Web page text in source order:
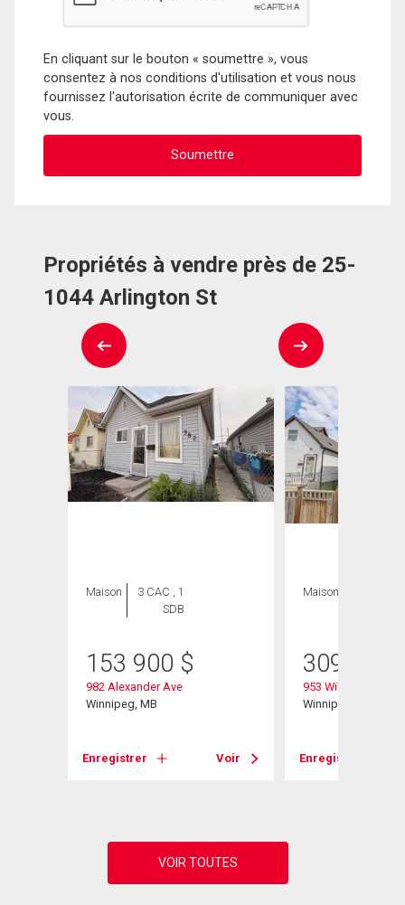
En cliquant sur le bouton « soumettre », vous
consentez à nos conditions d'utilisation et vous nous
fournissez l'autorisation écrite de communiquer avec
vous.
Propriétés à vendre près de 25-
1044 Arlington St
Maison
3 CAC , 1
SDB
153 900 $
982 Alexander Ave
Winnipeg, MB
Enregistrer Voir
Maison
309 000
953 William Ave
Winnipeg, MB
Enregistrer